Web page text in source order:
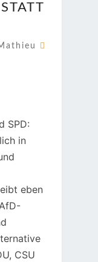
SPD:
in
eben
CSU